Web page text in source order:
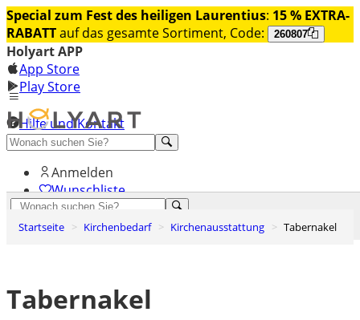
Special zum Fest des heiligen Laurentius: 15 % EXTRA-
RABATTauf das gesamte Sortiment, Code: 260807
Holyart APP
App Store
Play Store
Hilfe und Kontakt
Entdecken Sie Premium
Anmelden
Wunschliste
Warenkorb
Startseite Kirchenbedarf Kirchenausstattung Tabernakel
Tabernakel